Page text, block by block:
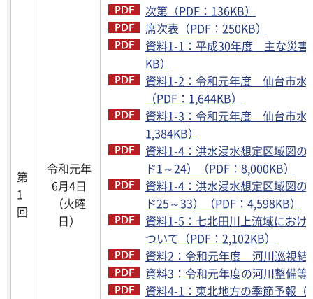
第
1
回
令和元年
6月4日
（火曜
日）
次第（PDF：136KB）
席次表（PDF：250KB）
資料1-1：平成30年度 主な災害
KB）
資料1-2：令和元年度 仙台市水
（PDF：1,644KB）
資料1-3：令和元年度 仙台市水
1,384KB）
資料1-4：洪水浸水想定区域図の
ド1～24）（PDF：8,000KB）
資料1-4：洪水浸水想定区域図の
ド25～33）（PDF：4,598KB）
資料1-5：七北田川上流域におけ
ついて（PDF：2,102KB）
資料2：令和元年度 河川巡視結
資料3：令和元年度の河川整備等
資料4-1：東北地方の季節予報（